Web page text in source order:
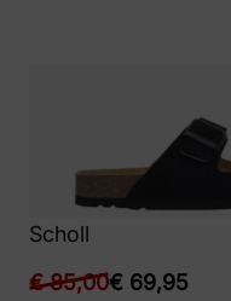
Scholl
€85,00€ 69,95